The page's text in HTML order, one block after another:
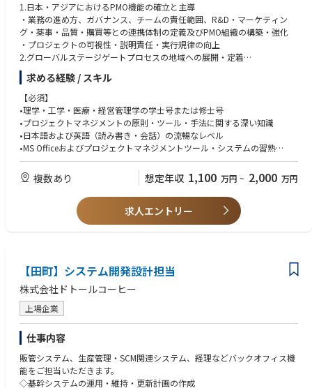
1.日本・アジアにおけるPMO機能の確立と主導
・業務の進め方、ガバナンス、チームの責任範囲、R&D・マーケティン
グ・薬事・品質・購買等との連携体制の定義及びPMO組織の構築・強化
・プロジェクトの可視性・説明責任・実行規律の向上
2.グローバルステージゲートプロセスの地域への展開・定着
・地域ニーズへの適応及びグローバルステージゲートフレームワーを展開
・ゲート基準、意思決定権限、文書要件、プロジェクトレビューの理解と
採用推進
3.日本・アジア発のリージョナル・グローバルプロジェクトのプロジェク
トマネジメント主導
・オーラルケア（化学・機械）、ヘルス＆ビューティーカテゴリーにおけ
るイノベーション・ライフサイクルマネジメントプロジェクトの計画・実
・スコープ・スケジュール・リソース・リスク・品質要件に基づいてプロ
ジェクトを遂行及び戦略的優先事項および地域ビジネスニーズとの整合維
4.地域PMOチームのマネジメントと育成
・2〜3名のプロジェクトマネージャーまたはPMO担当者を率い、カテゴリ
ーコミュニケーション、ステージゲート対応力を育成及び持続可能なPMO
組織の構築
5.クロスファンクショナル・クロスリージョナルな連携推進
・日本・アジアチームとグローバルPMOをつなぐ重要な橋渡し役として、
優先事項・リスク・リソース制約・相互依存関係の透明性を確保しなが
ら、機能横断・地域横断の連携の促進
・適切なコミュニケーションとタイムリーなエスカレーション促進及び地
域プロジェクトがグローバル方針と整合、並びにシナジーの機会の活用
6.ポートフォリオの可視化、優先順位付け、意思決定支援
・地域のイノベーションおよびライフサイクルマネジメントプロジェクト
求める経験 / スキル
【必須】
•理学・工学・医療・経営管理学の学士号または修士号
•プロジェクトマネジメントの原則・ツール・手法に関する深い知識
•日本語および英語（読み書き・会話）の流暢なレベル
•MS Officeおよびプロジェクトマネジメントツール・システムの習熟
•プロジェクトマネジメントの公的資格（PMP等または同等資格）
•消費財、ヘルスケア、オーラルケアまたは関連業界でのプロジェクトマネ
ジメント、製品開発、PMO関連職での7年以上の経験
•複数ステークホルダーを持つ複雑なクロスファンクショナルプロジェク
トのマネジメント経験
•構造化された開発環境でのガバナンス・マイルストーン・リスクマネジ
【歓迎】
•消費財、オーラルケア、化粧品、準医薬品、医療機器または関連規制環境
に関する知識
•ステージゲート、ウォーターフォール、アジャイルなどのプロジェクト
マネジメント手法の経験または研修
•クロスリージョナル・多文化コラボレーションを伴うグローバル組織で
の経験
•人材マネジメントおよび能力開発の経験
•文書管理・品質要件を含む規制対応開発環境での経験
複数あり 想定年収 1,100 万円 ~ 2,000 万円
求人エントリー
【田町】システム開発設計担当
株式会社ドトールコーヒー
上場企業
仕事内容
販管システム、生産管理・SCM関連システム、経理などバックオフィス機
能をご担当いただきます。
◇基幹システムの運用・維持・更新計画の作成